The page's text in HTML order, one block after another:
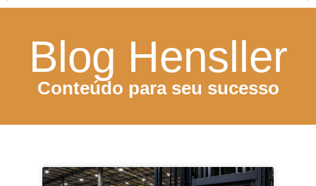
Blog Hensller
Conteúdo para seu sucesso